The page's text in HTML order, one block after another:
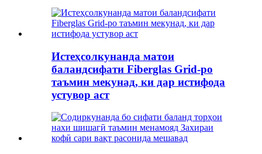
Истеҳсолкунанда матои
баландсифати Fiberglas Grid-ро
таъмин мекунад, ки дар истифода
устувор аст